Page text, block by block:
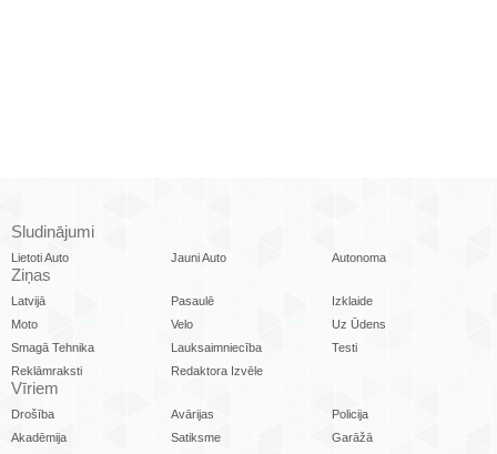
Sludinājumi
Lietoti Auto Jauni Auto Autonoma
Ziņas
Latvijā Pasaulē
Izklaide
Moto
Velo
Uz Ūdens
Smagā Tehnika
Lauksaimniecība
Testi
Reklāmraksti
Redaktora Izvēle
Vīriem
Drošība Avārijas
Policija
Akadēmija
Satiksme
Garāžā